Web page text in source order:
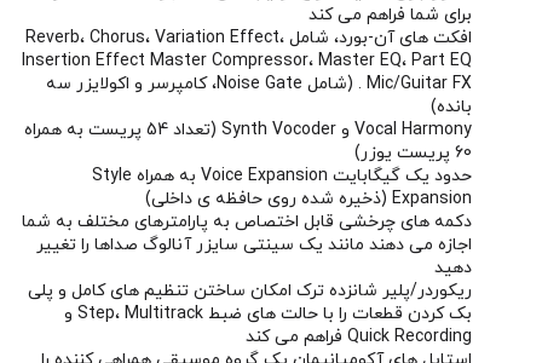
برای شما فراهم می کند
افکت های آن-بورد، شامل Reverb، Chorus، Variation Effect،
Insertion Effect Master Compressor، Master EQ، Part EQ
. Mic/Guitar FX (شامل Noise Gate، کامپرسر و اکولایزر سه
بانده)
Vocal Harmony و Synth Vocoder (تعداد 54 پریست به همراه
60 پریست یوزر)
حدود یک گیگابایت Voice Expansion به همراه Style
Expansion (ذخیره شده روی حافظه ی داخلی)
دکمه های چرخشی قابل اختصاص به پارامترهای مختلف به شما
اجازه می دهند مانند یک سینتی سایزر آنالوگ صداها را تغییر
دهید
ریکوردر/پلیر شانزده ترک امکان ساختن تنظیم های کامل و پلی
بک کردن قطعات را با حالت های ضبط Step، Multitrack و
Quick Recording فراهم می کند